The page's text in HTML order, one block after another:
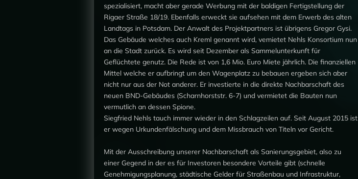
spezialisiert, macht aber gerade Werbung mit der baldigen Fertigstellung der
Rigaer Straße 18/19. Ebenfalls erweckt sie aufsehen mit dem Erwerb des alten
Landtags in Potsdam. Der Anwalt des Projektpartners ist übrigens Gregor Gysi.
Das Gebäude welches auch Kreml genannt wird, vemietet Nehls Konsortium nun
an die Stadt zurück. Es wird seit Dezember als Sammelunterkunft für
Geflüchtete genutz. Die Rede ist von 1,6 Mio. Euro Miete jährlich. Die finanziellen
Mittel welche er aufbringt um den Wagenplatz zu bebauen ergeben sich aber
nicht nur aus der Not anderer. Er investierte in die direkte Nachbarschaft des
neuen BND-Gebäudes (Scharnhorststr. 6-7) und vermietet die Bauten nun
vermutlich an dessen Spione.
Siegfried Nehls tauch immer wieder in den Schlagzeilen auf. Seit August 2015 ist
er wegen Urkundenfälschung und dem Missbrauch von Titeln vor Gericht.
Mit der Ausschreibung unserer Nachbarschaft als Sanierungsgebiet, also zu
einer Gegend in der es für Investoren besondere Vorteile gibt (schnelle
Genehmigungsplanung, städtische Gelder für Straßenbau und Infrastruktur,